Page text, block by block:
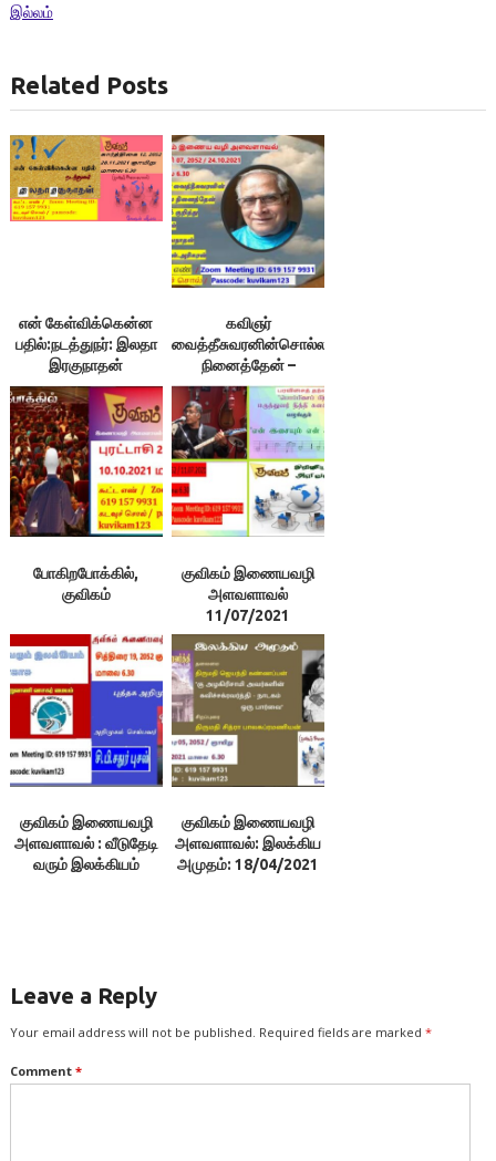
இல்லம்
Related Posts
என் கேள்விக்கென்ன
பதில்:நடத்துநர்: இலதா
இரகுநாதன்
கவிஞர்
வைத்தீசுவரனின்சொல்ல
நினைத்தேன் –
அளவளாவல்
போகிறபோக்கில்,
குவிகம்
குவிகம் இணையவழி
அளவளாவல்
11/07/2021
குவிகம் இணையவழி
அளவளாவல் : வீடுதேடி
வரும் இலக்கியம்
குவிகம் இணையவழி
அளவளாவல்: இலக்கிய
அமுதம்: 18/04/2021
Leave a Reply
Your email address will not be published. Required fields are marked *
Comment *